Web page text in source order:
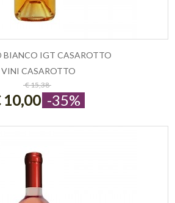
ESAURITO
BIANCO IGT CASAROTTO
VINI CASAROTTO
€ 15,38
10,00 -35%